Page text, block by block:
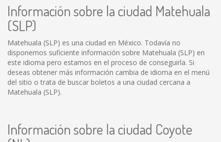
Información sobre la ciudad Matehuala
(SLP)
Matehuala (SLP) es una ciudad en México. Todavía no
disponemos suficiente información sobre Matehuala (SLP) en
este idioma pero estamos en el proceso de conseguirla. Si
deseas obtener más información cambia de idioma en el menú
del sitio o trata de buscar boletos a una ciudad cercana a
Matehuala (SLP).
Información sobre la ciudad Coyote